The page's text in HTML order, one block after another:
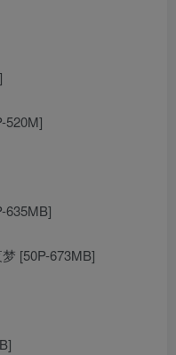
520M]
635MB]
[50P-673MB]